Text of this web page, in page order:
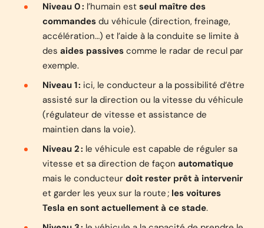
Niveau 0 : l’humain est seul maître des
commandes du véhicule (direction, freinage,
accélération…) et l’aide à la conduite se limite à
des aides passives comme le radar de recul par
exemple.
Niveau 1 : ici, le conducteur a la possibilité d’être
assisté sur la direction ou la vitesse du véhicule
(régulateur de vitesse et assistance de
maintien dans la voie).
Niveau 2 : le véhicule est capable de réguler sa
vitesse et sa direction de façon automatique
mais le conducteur doit rester prêt à intervenir
et garder les yeux sur la route ; les voitures
Tesla en sont actuellement à ce stade.